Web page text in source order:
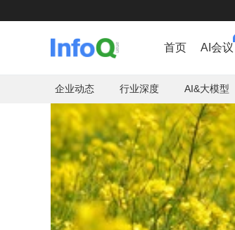
首页 AI会议
企业动态 行业深度 AI&大模型